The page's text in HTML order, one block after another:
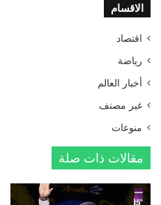
الاقسام
اقتصاد
رياضة
أخبار العالم
غير مصنف
منوعات
مقالات ذات صلة